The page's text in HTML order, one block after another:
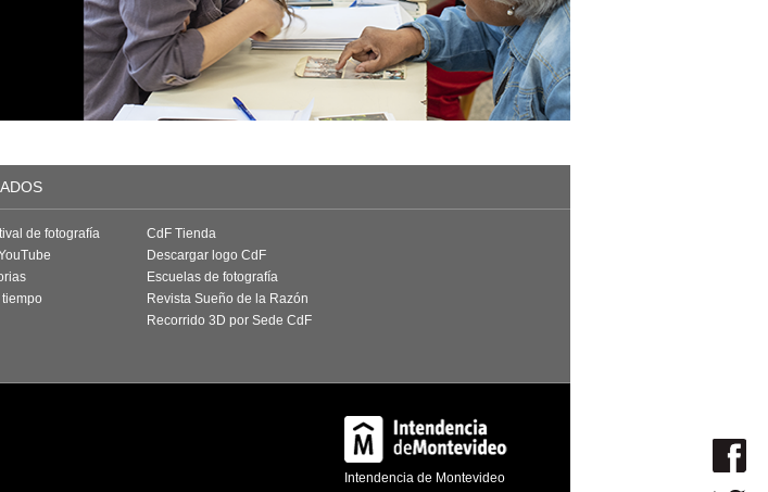
de fotografía
CdF Tienda
Descargar logo CdF
Escuelas de fotografía
Revista Sueño de la Razón
Recorrido 3D por Sede CdF
Intendencia de Montevideo